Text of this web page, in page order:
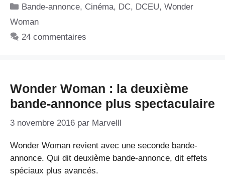
Catégories
Bande-annonce, Cinéma, DC, DCEU,Wonder
Woman
24 commentaires
Wonder Woman : la deuxième
bande-annonce plus spectaculaire
3 novembre 2016 par Marvelll
Wonder Woman revient avec une seconde bande-
annonce. Qui dit deuxième bande-annonce, dit effets
spéciaux plus avancés.